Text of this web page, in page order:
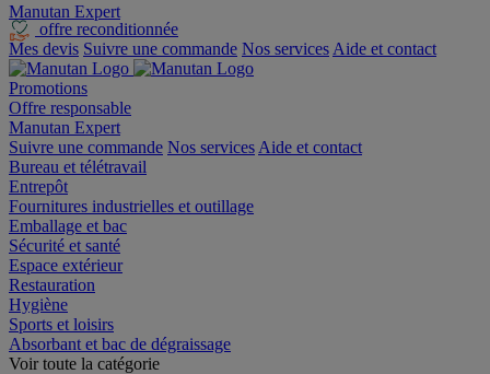
Manutan Expert
offre reconditionnée
Mes devis Suivre une commande Nos services Aide et contact
Promotions
Offre responsable
Manutan Expert
Suivre une commande Nos services Aide et contact
Bureau et télétravail
Entrepôt
Fournitures industrielles et outillage
Emballage et bac
Sécurité et santé
Espace extérieur
Restauration
Hygiène
Sports et loisirs
Absorbant et bac de dégraissage
Voir toute la catégorie